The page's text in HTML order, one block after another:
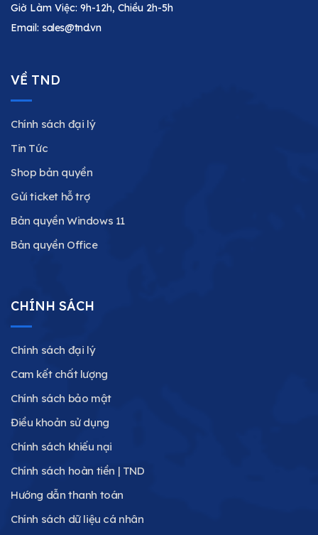
Giờ Làm Việc: 9h-12h, Chiều 2h-5h
Email: sales@tnd.vn
VỀ TND
Chính sách đại lý
Tin Tức
Shop bản quyền
Gửi ticket hỗ trợ
Bản quyền Windows 11
Bản quyền Office
CHÍNH SÁCH
Chính sách đại lý
Cam kết chất lượng
Chính sách bảo mật
Điều khoản sử dụng
Chính sách khiếu nại
Chính sách hoàn tiền | TND
Hướng dẫn thanh toán
Chính sách dữ liệu cá nhân